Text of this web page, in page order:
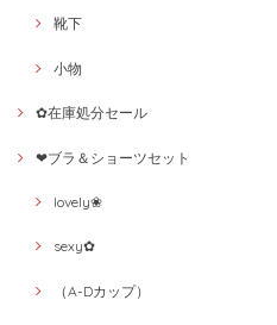
靴下
小物
✿在庫処分セール
❤ブラ＆ショーツセット
lovely❀
sexy✿
（A-Dカップ）